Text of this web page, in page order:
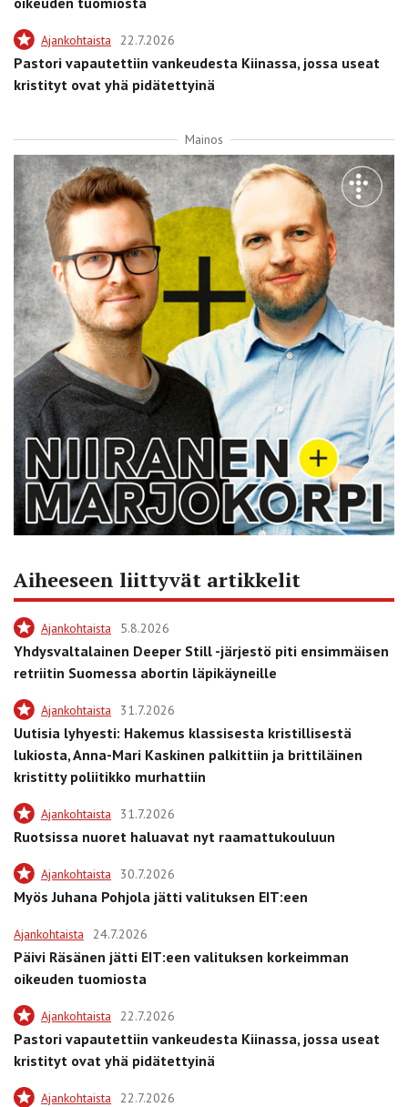
Ajankohtaista 22.7.2026
Pastori vapautettiin vankeudesta Kiinassa, jossa useat
kristityt ovat yhä pidätettyinä
Mainos
Aiheeseen liittyvät artikkelit
Ajankohtaista 5.8.2026
Yhdysvaltalainen Deeper Still -järjestö piti ensimmäisen
retriitin Suomessa abortin läpikäyneille
Ajankohtaista 31.7.2026
Uutisia lyhyesti: Hakemus klassisesta kristillisestä
lukiosta, Anna-Mari Kaskinen palkittiin ja brittiläinen
kristitty poliitikko murhattiin
Ajankohtaista 31.7.2026
Ruotsissa nuoret haluavat nyt raamattukouluun
Ajankohtaista 30.7.2026
Myös Juhana Pohjola jätti valituksen EIT:een
Ajankohtaista 24.7.2026
Päivi Räsänen jätti EIT:een valituksen korkeimman
oikeuden tuomiosta
Ajankohtaista 22.7.2026
Pastori vapautettiin vankeudesta Kiinassa, jossa useat
kristityt ovat yhä pidätettyinä
Ajankohtaista 22.7.2026